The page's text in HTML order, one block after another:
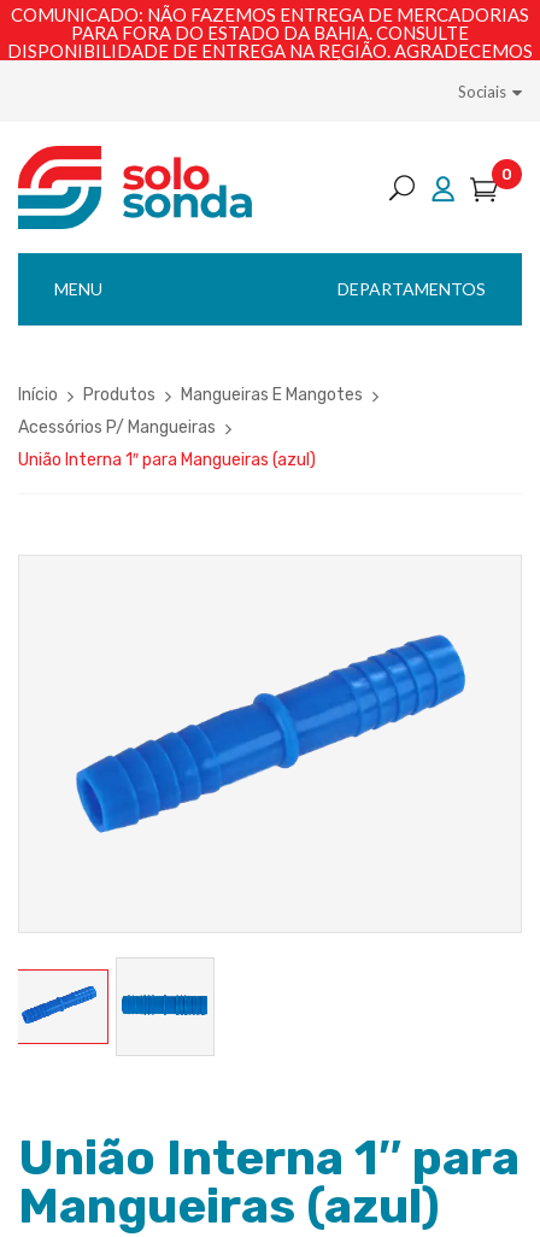
COMUNICADO: NÃO FAZEMOS ENTREGA DE MERCADORIAS
PARA FORA DO ESTADO DA BAHIA. CONSULTE
DISPONIBILIDADE DE ENTREGA NA REGIÃO. AGRADECEMOS
Sociais
0
DEPARTAMENTOS
MENU
Início Produtos
Mangueiras E Mangotes
Acessórios P/ Mangueiras
União Interna 1″ para Mangueiras (azul)
União Interna 1″ para
Mangueiras (azul)